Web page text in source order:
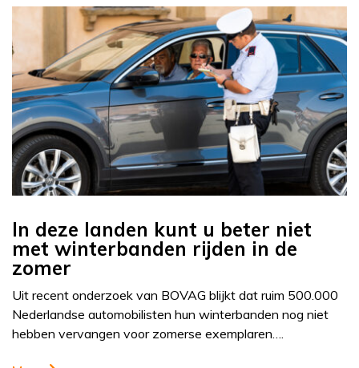
In deze landen kunt u beter niet
met winterbanden rijden in de
zomer
Uit recent onderzoek van BOVAG blijkt dat ruim 500.000
Nederlandse automobilisten hun winterbanden nog niet
hebben vervangen voor zomerse exemplaren….